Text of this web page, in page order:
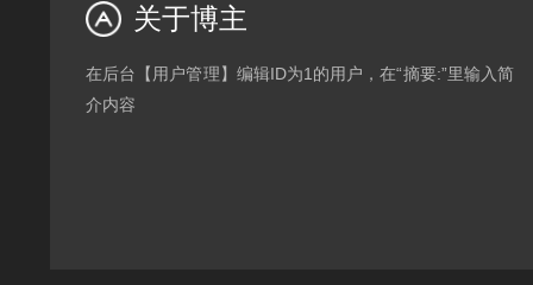
关于博主
在后台【用户管理】编辑ID为1的用户，在“摘要:”里输入简
介内容